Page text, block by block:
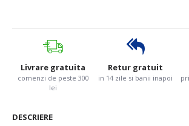
Livrare gratuita
comenzi de peste 300
lei
Retur gratuit
in 14 zile si banii inapoi
DESCRIERE